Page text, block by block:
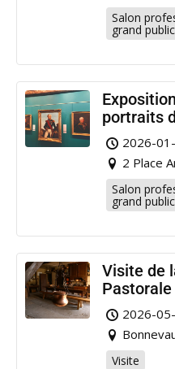
Salon
grand public
portraits
à 2026-
2 Place
Salon
grand public
Visite de
Pastorale
2026-
Visite